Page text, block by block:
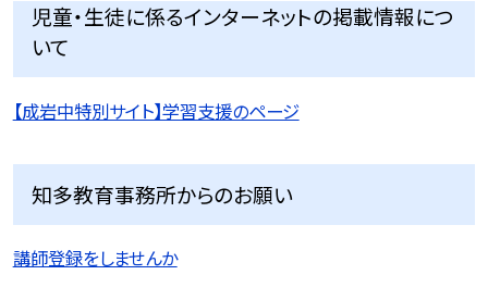
児童・生徒に係るインターネットの掲載情報につ
いて
【成岩中特別サイト】学習支援のページ
知多教育事務所からのお願い
講師登録をしませんか